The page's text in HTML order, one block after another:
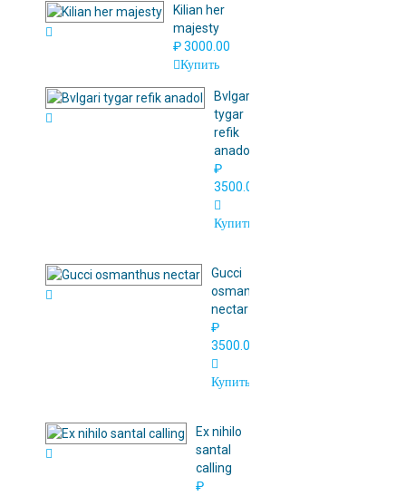
Kilian her
majesty
₽ 3000.00
Купить
Bvlgari
tygar
refik
anadol
₽
3500.00
Купить
Gucci
osmanthus
nectar
₽
3500.00
Купить
Ex nihilo
santal
calling
₽